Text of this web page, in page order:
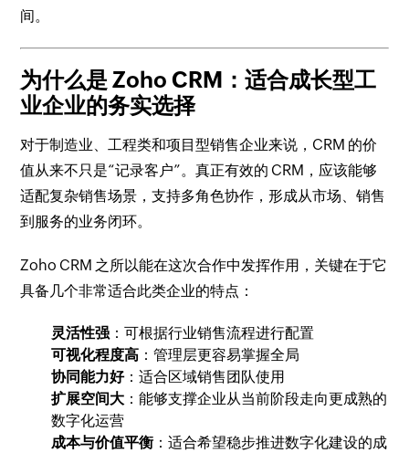
间。
为什么是 Zoho CRM：适合成长型工
业企业的务实选择
对于制造业、工程类和项目型销售企业来说，CRM 的价
值从来不只是“记录客户”。真正有效的 CRM，应该能够
适配复杂销售场景，支持多角色协作，形成从市场、销售
到服务的业务闭环。
Zoho CRM 之所以能在这次合作中发挥作用，关键在于它
具备几个非常适合此类企业的特点：
灵活性强 ：可根据行业销售流程进行配置
可视化程度高 ：管理层更容易掌握全局
协同能力好：适合区域销售团队使用
扩展空间大 ：能够支撑企业从当前阶段走向更成熟的
数字化运营
成本与价值平衡 ：适合希望稳步推进数字化建设的成